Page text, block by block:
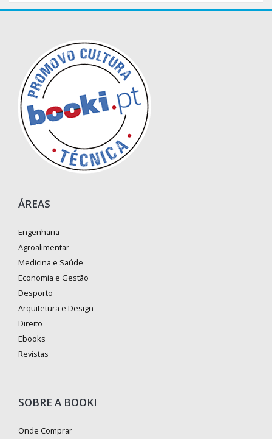
ÁREAS
Engenharia
Agroalimentar
Medicina e Saúde
Economia e Gestão
Desporto
Arquitetura e Design
Direito
Ebooks
Revistas
SOBRE A BOOKI
Onde Comprar